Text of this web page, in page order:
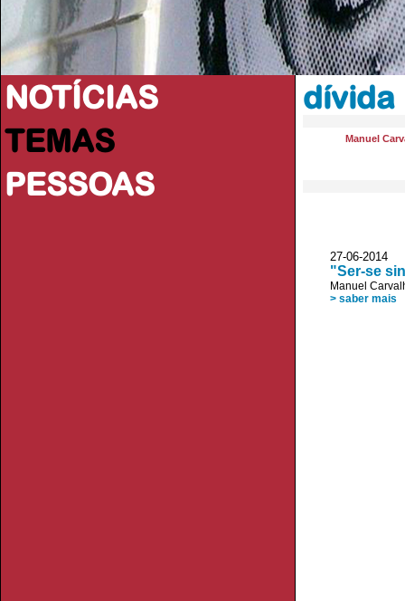
NOTÍCIAS
TEMAS
PESSOAS
dívida
Manuel
27-06-
"Ser-se
Manuel
> saber mais